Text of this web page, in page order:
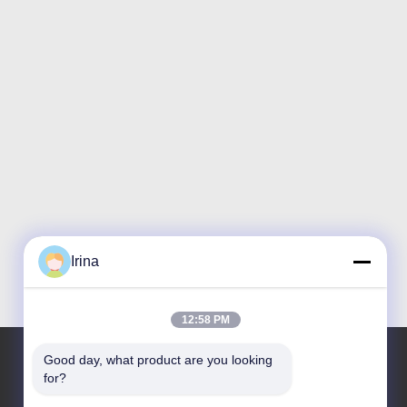
Irina
12:58 PM
Good day, what product are you looking
for?